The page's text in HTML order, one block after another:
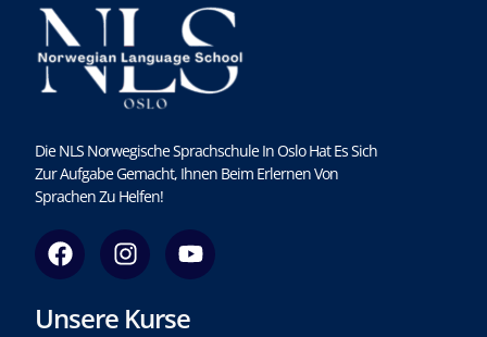
Die NLS Norwegische Sprachschule In Oslo Hat Es Sich
Zur Aufgabe Gemacht, Ihnen Beim Erlernen Von
Sprachen Zu Helfen!
F
a
c
e
I
n
s
t
Y
o
u
t
Unsere Kurse